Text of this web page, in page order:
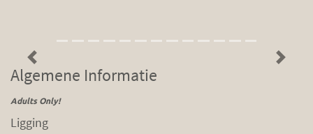
Previous Next
Algemene Informatie
Adults Only!
Ligging